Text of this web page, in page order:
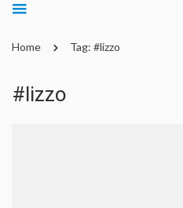
Home Tag: #lizzo
#lizzo